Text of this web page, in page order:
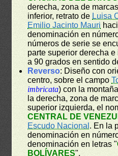
derecha, zona de
inferior, retrato de Luisa
Emilio Jacinto Mauri
denominación en
números de serie se
parte superior derecha
a 90 grados en sentido
Reverso: Diseño con
centro, sobre el campo
imbricata) con la
la derecha, zona de
superior izquierda, el
CENTRAL DE
Escudo Nacional . En la
denominación en
denominación en letras "
BOLÍVARES".